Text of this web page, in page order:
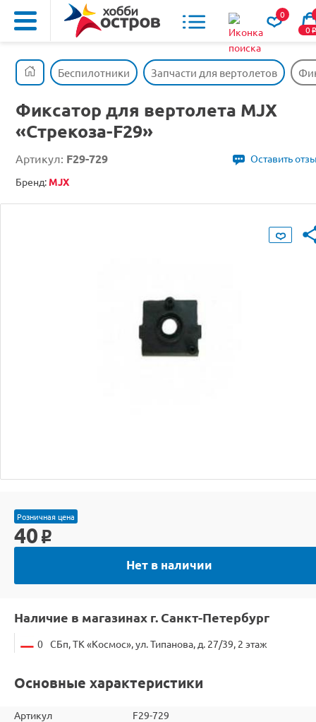
0
0o
Беспилотники Запчасти для вертолетов
Фиксатор для вертолета MJX
«Стрекоза-F29»
Артикул: F29-729
Оставить
Бренд: MJX
Розничная цена
40 o
Нет в наличии
Наличие в магазинах г. Санкт-Петербург
0 СБп, ТК «Космос», ул. Типанова, д. 27/39, 2 этаж
Основные характеристики
Артикул
F29-729